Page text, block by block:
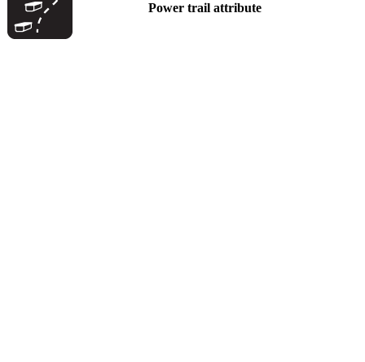
Power trail attribute